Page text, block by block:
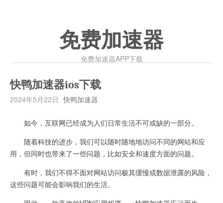
免费加速器
免费加速器APP下载
快鸭加速器ios下载
2024年5月22日 快鸭加速器
如今，互联网已经成为人们日常生活不可或缺的一部分。
随着科技的进步，我们可以随时随地地访问不同的网站和应
用，但同时也带来了一些问题，比如安全和速度方面的问题。
有时，我们不得不面对网站访问极其缓慢或数据泄露的风险，
这些问题可能会影响我们的生活。